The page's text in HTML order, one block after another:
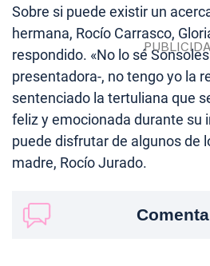
Sobre si puede existir un
hermana, Rocío Carrasco,
respondido. «No lo sé
presentadora-, no tengo yo la
sentenciado la tertuliana que
feliz y emocionada durante su
puede disfrutar de algunos de
madre, Rocío Jurado.